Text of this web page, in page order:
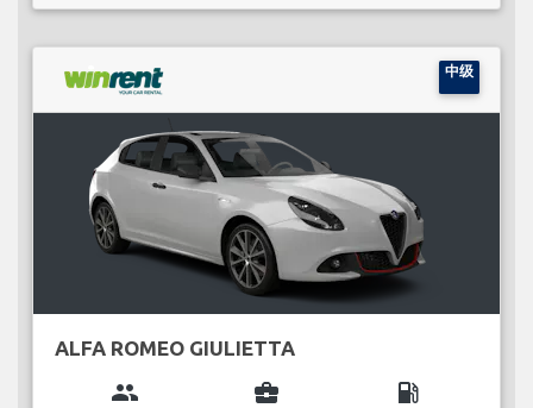
中级
ALFA ROMEO GIULIETTA
group business_center local_gas_station